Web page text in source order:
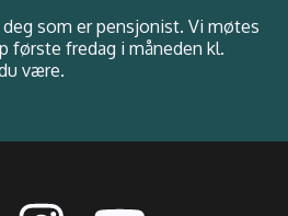
som er pensjonist. Vi møtes
første fredag i måneden kl.
være.